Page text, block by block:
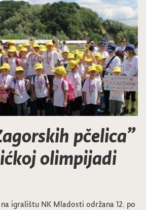
pčelica”
olimpijadi
igralištu NK Mladosti održana 12. po